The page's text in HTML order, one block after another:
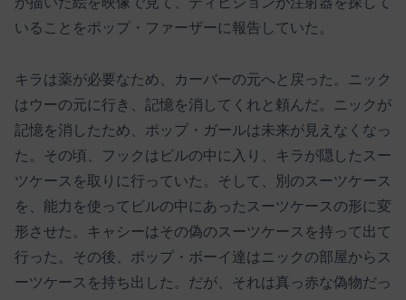
いることをポップ・ファーザーに報告していた。
キラは薬が必要なため、カーバーの元へと戻った。ニック
はウーの元に行き、記憶を消してくれと頼んだ。ニックが
記憶を消したため、ポップ・ガールは未来が見えなくなっ
た。その頃、フックはビルの中に入り、キラが隠したスー
ツケースを取りに行っていた。そして、別のスーツケース
を、能力を使ってビルの中にあったスーツケースの形に変
形させた。キャシーはその偽のスーツケースを持って出て
行った。その後、ポップ・ボーイ達はニックの部屋からス
ーツケースを持ち出した。だが、それは真っ赤な偽物だっ